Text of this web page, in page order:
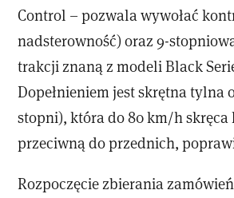
Control – pozwala wywołać
nadsterowność) oraz 9-
trakcji znaną z modeli Black
Dopełnieniem jest skrętna tylna
stopni), która do 80 km/h skręca
przeciwną do przednich,
Rozpoczęcie zbierania zamówień